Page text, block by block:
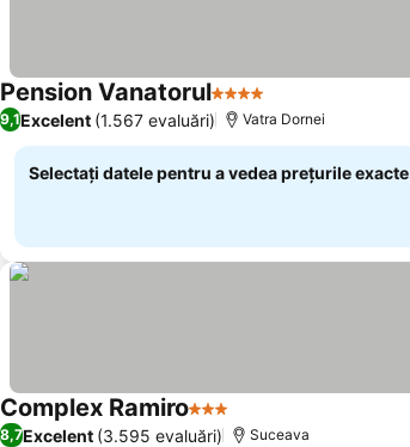
Pension Vanatorul4 Stele
9,1Excelent (1.567 evaluări) Vatra Dornei
Selectați datele pentru a vedea prețurile exacte
Complex Ramiro3 Stele
8,7Excelent (3.595 evaluări) Suceava